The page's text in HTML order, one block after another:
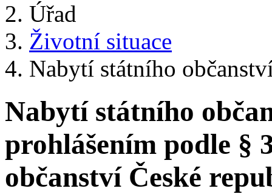
Úřad
Životní situace
Nabytí státního
Nabytí státního
prohlášením podle §
občanství České